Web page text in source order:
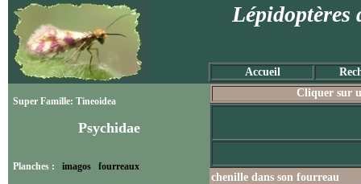
Lépidoptères
Accueil
Super Famille: Tineoidea
Psychidae
Planches : imagos fourreaux
Cliquer sur
chenille dans son fourreau